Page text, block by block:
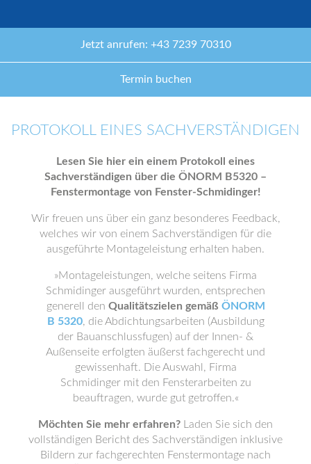
Jetzt anrufen: +43 7239 70310
Termin buchen
PROTOKOLL EINES SACHVERSTÄNDIGEN
Lesen Sie hier ein einem Protokoll eines
Sachverständigen über die ÖNORM B5320 –
Fenstermontage von Fenster-Schmidinger!
Wir freuen uns über ein ganz besonderes Feedback,
welches wir von einem Sachverständigen für die
ausgeführte Montageleistung erhalten haben.
»Montageleistungen, welche seitens Firma
Schmidinger ausgeführt wurden, entsprechen
generell den Qualitätszielen gemäß ÖNORM
B 5320, die Abdichtungsarbeiten (Ausbildung
der Bauanschlussfugen) auf der Innen- &
Außenseite erfolgten äußerst fachgerecht und
gewissenhaft. Die Auswahl, Firma
Schmidinger mit den Fensterarbeiten zu
beauftragen, wurde gut getroffen.«
Möchten Sie mehr erfahren? Laden Sie sich den
vollständigen Bericht des Sachverständigen inklusive
Bildern zur fachgerechten Fenstermontage nach